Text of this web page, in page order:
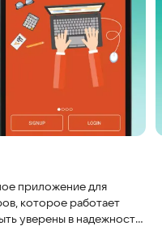
приложение для
которое работает
уверены в надежности